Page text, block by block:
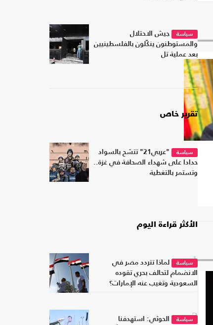
سياسة
جيش الاحتلال
والمستوطنون ينكّلون بالفلسطينيين
بعد عملية تل
تقرير خاص
سياسة
"عربي21" تتشح بالسواد
حدادا على شهداء الصحافة في غزة..
وتستمر بالتغطية
الأكثر قراءة اليوم
1سياسة
لماذا تتردد مصر في
الانضمام لتحالف بحري تقوده
السعودية وتغيب عنه الإمارات؟
2سياسة
الحوثي: استهدفنا